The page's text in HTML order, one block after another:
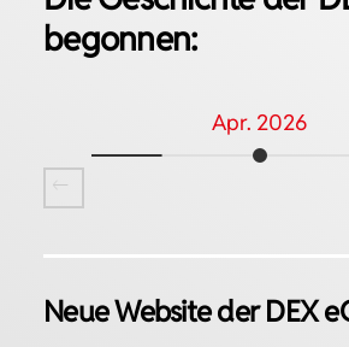
begonnen:
Apr. 2026
Neue Website der DEX